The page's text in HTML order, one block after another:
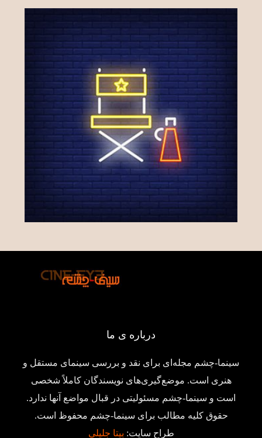
درباره ی ما
سینما-چشم مجله‌ای برای نقد و بررسی سینمای مستقل و
هنری است. موضع‌گیری‌های نویسندگان کاملاً شخصی
است و سینما-چشم مسئولیتی در قبال مواضع آنها ندارد.
حقوق کلیه مطالب برای سینما-چشم محفوظ است.
طراح سایت: بیتا جلیلی